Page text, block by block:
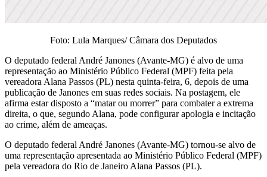
Foto: Lula Marques/ Câmara dos Deputados
O deputado federal André Janones (Avante-MG) é alvo de uma
representação ao Ministério Público Federal (MPF) feita pela
vereadora Alana Passos (PL) nesta quinta-feira, 6, depois de uma
publicação de Janones em suas redes sociais. Na postagem, ele
afirma estar disposto a “matar ou morrer” para combater a extrema
direita, o que, segundo Alana, pode configurar apologia e incitação
ao crime, além de ameaças.
O deputado federal André Janones (Avante-MG) tornou-se alvo de
uma representação apresentada ao Ministério Público Federal (MPF)
pela vereadora do Rio de Janeiro Alana Passos (PL).